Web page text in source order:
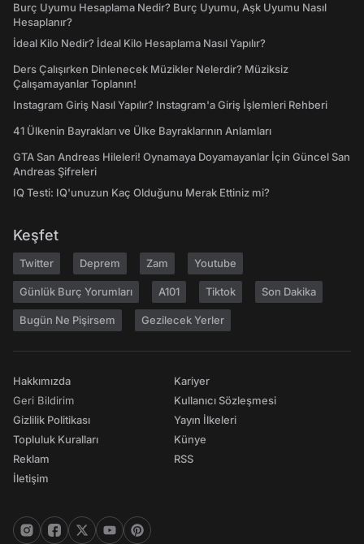
Burç Uyumu Hesaplama Nedir? Burç Uyumu, Aşk Uyumu Nasıl
Hesaplanır?
İdeal Kilo Nedir? İdeal Kilo Hesaplama Nasıl Yapılır?
Ders Çalışırken Dinlenecek Müzikler Nelerdir? Müziksiz
Çalışamayanlar Toplanın!
Instagram Giriş Nasıl Yapılır? Instagram'a Giriş İşlemleri Rehberi
41 Ülkenin Bayrakları ve Ülke Bayraklarının Anlamları
GTA San Andreas Hileleri! Oynamaya Doyamayanlar İçin Güncel San
Andreas Şifreleri
IQ Testi: IQ'unuzun Kaç Olduğunu Merak Ettiniz mi?
Keşfet
Twitter Deprem Zam Youtube
Günlük Burç Yorumları A101 Tiktok Son Dakika
Bugün Ne Pişirsem Gezilecek Yerler
Hakkımızda
Geri Bildirim
Gizlilik Politikası
Topluluk Kuralları
Reklam
İletişim
Kariyer
Kullanıcı Sözleşmesi
Yayın İlkeleri
Künye
RSS